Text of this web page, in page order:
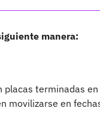
manera:
placas terminadas
movilizarse en